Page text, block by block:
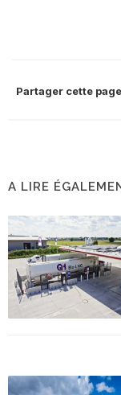
Partager cette page
A LIRE